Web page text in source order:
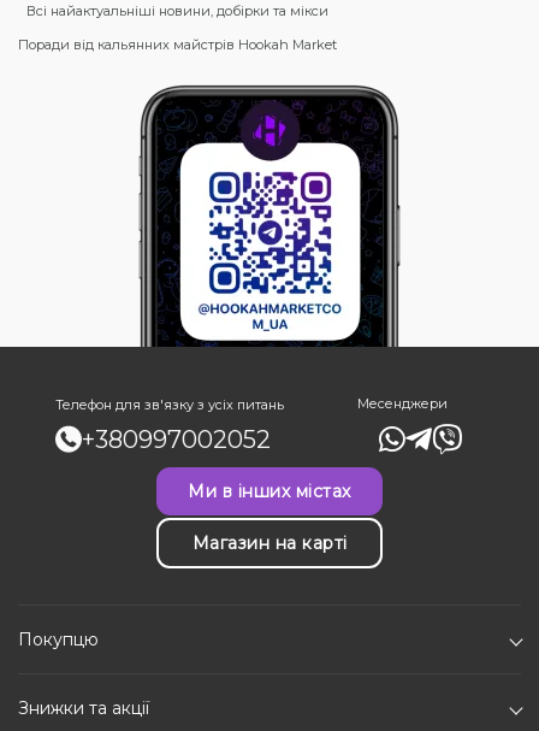
Всі найактуальніші новини, добірки та мікси
Поради від кальянних майстрів Hookah Market
Телефон для зв'язку з усіх питань
+380997002052
Месенджери
Ми в інших містах
Магазин на карті
Покупцю
Знижки та акції